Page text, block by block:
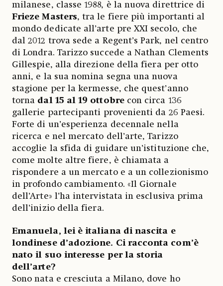
milanese, classe 1988, è la nuova direttrice di
Frieze Masters, tra le fiere più importanti al
mondo dedicate all’arte pre XXI secolo, che
dal 2012 trova sede a Regent’s Park, nel centro
di Londra. Tarizzo succede a Nathan Clements
Gillespie, alla direzione della fiera per otto
anni, e la sua nomina segna una nuova
stagione per la kermesse, che quest’anno
torna dal 15 al 19 ottobre con circa 136
gallerie partecipanti provenienti da 26 Paesi.
Forte di un’esperienza decennale nella
ricerca e nel mercato dell’arte, Tarizzo
accoglie la sfida di guidare un’istituzione che,
come molte altre fiere, è chiamata a
rispondere a un mercato e a un collezionismo
in profondo cambiamento. «Il Giornale
dell’Arte» l’ha intervistata in esclusiva prima
dell’inizio della fiera.
Emanuela, lei è italiana di nascita e
londinese d’adozione. Ci racconta com’è
nato il suo interesse per la storia
dell’arte?
Sono nata e cresciuta a Milano, dove ho